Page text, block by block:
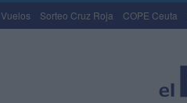
Vuelos Sorteo Cruz Roja COPE Ceuta